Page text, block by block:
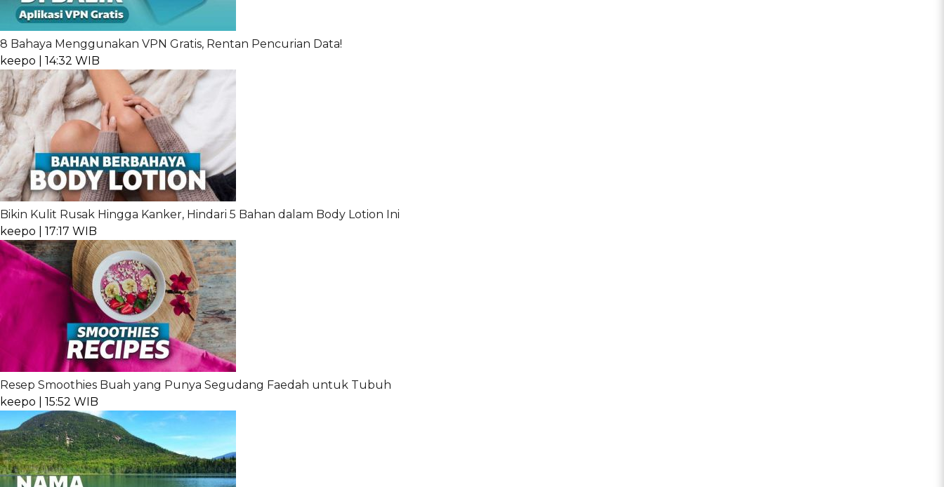
8 Bahaya Menggunakan VPN Gratis, Rentan Pencurian Data!
keepo | 14:32 WIB
Bikin Kulit Rusak Hingga Kanker, Hindari 5 Bahan dalam Body Lotion Ini
keepo | 17:17 WIB
Resep Smoothies Buah yang Punya Segudang Faedah untuk Tubuh
keepo | 15:52 WIB